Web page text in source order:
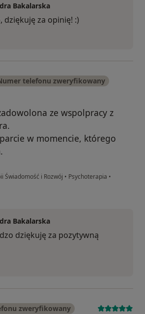
Bakalarska
dziękuję za opinię! :)
telefonu zweryfikowany
ze wspolpracy z
w momencie, którego
Świadomość i Rozwój • Psychoterapia •
Bakalarska
dziękuję za pozytywną
zweryfikowany